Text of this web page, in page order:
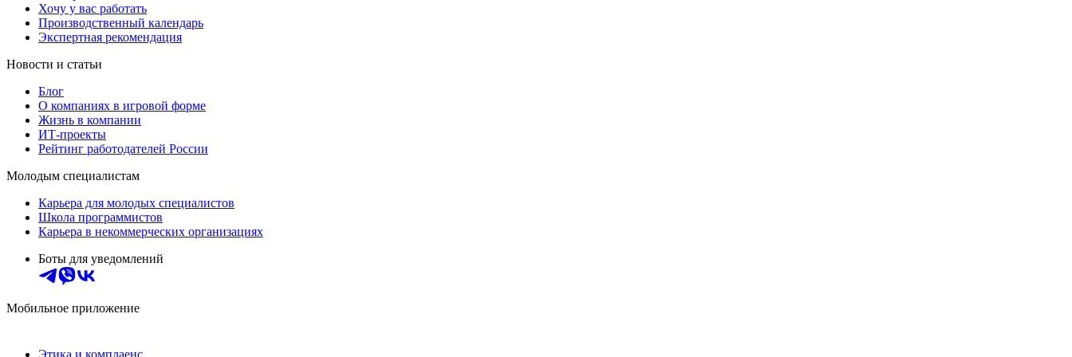
Хочу у вас работать
Производственный календарь
Экспертная рекомендация
Новости и статьи
Блог
О компаниях в игровой форме
Жизнь в компании
ИТ-проекты
Рейтинг работодателей России
Молодым специалистам
Карьера для молодых специалистов
Школа программистов
Карьера в некоммерческих организациях
Боты для уведомлений
Мобильное приложение
Этика и комплаенс